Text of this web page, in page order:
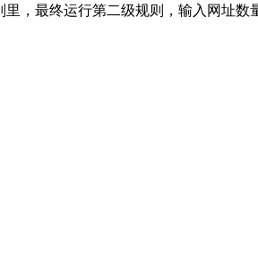
，最终运行第二级规则，输入网址数